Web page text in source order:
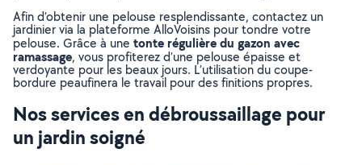
Afin d’obtenir une pelouse resplendissante, contactez un
jardinier via la plateforme AlloVoisins pour tondre votre
pelouse. Grâce à une tonte régulière du gazon avec
ramassage, vous profiterez d’une pelouse épaisse et
verdoyante pour les beaux jours. L’utilisation du coupe-
bordure peaufinera le travail pour des finitions propres.
Nos services en débroussaillage pour
un jardin soigné